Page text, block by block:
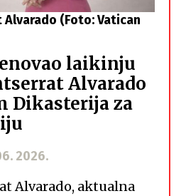
(Foto: Vatican
laikinju
Alvarado
Dikasterija za
2026.
Alvarado, aktualna